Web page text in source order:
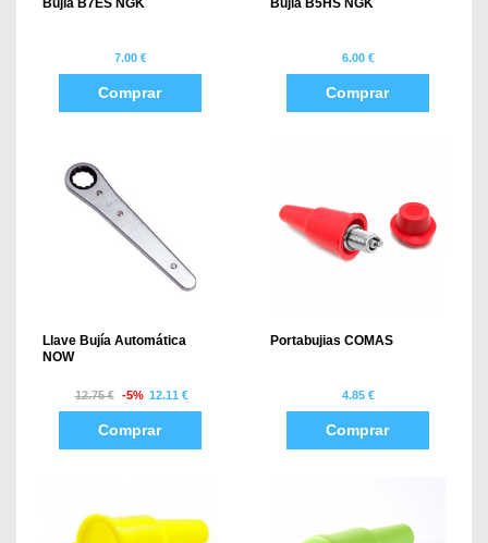
Bujía B7ES NGK
7.00 €
Comprar
Bujia B5HS NGK
6.00 €
Comprar
Llave Bujía Automática
NOW
12.75 € -5% 12.11 €
Comprar
Portabujias COMAS
4.85 €
Comprar